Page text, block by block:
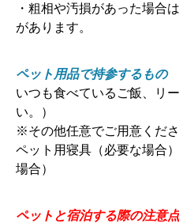
・粗相や汚損があった場合
があります。
ペット用品で持参するもの
いつも食べているご飯、リ
い。）
※その他任意でご用意くださ
ペット用寝具（必要な場合
場合）
ペットと宿泊する際の注意点